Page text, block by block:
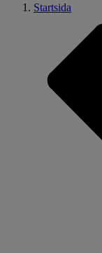
Startsida